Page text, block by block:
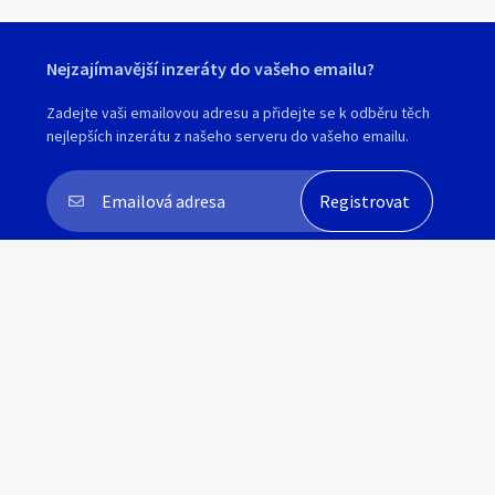
Nejzajímavější inzeráty do vašeho emailu?
Zadejte vaši emailovou adresu a přidejte se k odběru těch
nejlepších inzerátu z našeho serveru do vašeho emailu.